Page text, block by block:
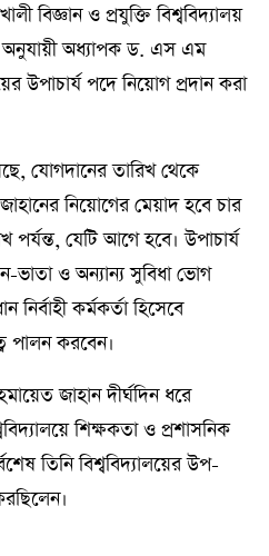
বিজ্ঞান ও প্রযুক্তি বিশ্ববিদ্যালয়
অধ্যাপক ড. এস এম
উপাচার্য পদে নিয়োগ প্রদান করা
যোগদানের তারিখ থেকে
নিয়োগের মেয়াদ হবে চার
যেটি আগে হবে। উপাচার্য
ভাতা ও অন্যান্য সুবিধা ভোগ
নির্বাহী কর্মকর্তা হিসেবে
পালন করবেন।
জাহান দীর্ঘদিন ধরে
শিক্ষকতা ও প্রশাসনিক
তিনি বিশ্ববিদ্যালয়ের উপ-